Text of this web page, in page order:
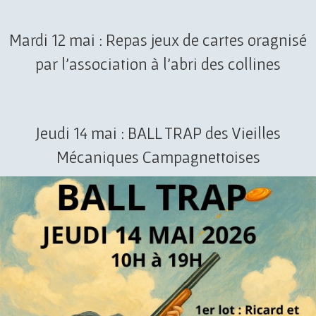
Mardi 12 mai : Repas jeux de cartes oragnisé
par l'association à l'abri des collines
Jeudi 14 mai : BALL TRAP des Vieilles
Mécaniques Campagnettoises